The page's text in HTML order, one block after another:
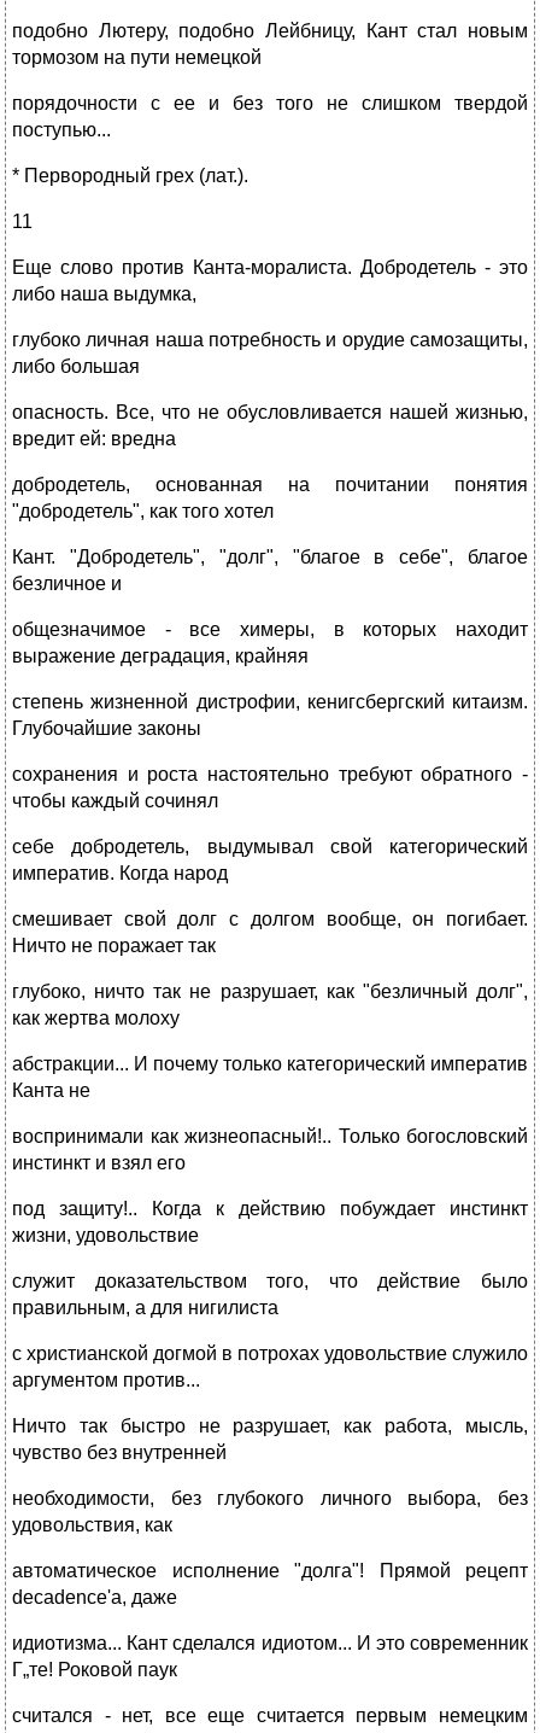
подобно Лютеру, подобно Лейбницу, Кант стал новым
тормозом на пути немецкой
порядочности с ее и без того не слишком твердой
поступью...
* Первородный грех (лат.).
11
Еще слово против Канта-моралиста. Добродетель - это
либо наша выдумка,
глубоко личная наша потребность и орудие самозащиты,
либо большая
опасность. Все, что не обусловливается нашей жизнью,
вредит ей: вредна
добродетель, основанная на почитании понятия
"добродетель", как того хотел
Кант. "Добродетель", "долг", "благое в себе", благое
безличное и
общезначимое - все химеры, в которых находит
выражение деградация, крайняя
степень жизненной дистрофии, кенигсбергский китаизм.
Глубочайшие законы
сохранения и роста настоятельно требуют обратного -
чтобы каждый сочинял
себе добродетель, выдумывал свой категорический
императив. Когда народ
смешивает свой долг с долгом вообще, он погибает.
Ничто не поражает так
глубоко, ничто так не разрушает, как "безличный долг",
как жертва молоху
абстракции... И почему только категорический императив
Канта не
воспринимали как жизнеопасный!.. Только богословский
инстинкт и взял его
под защиту!.. Когда к действию побуждает инстинкт
жизни, удовольствие
служит доказательством того, что действие было
правильным, а для нигилиста
с христианской догмой в потрохах удовольствие служило
аргументом против...
Ничто так быстро не разрушает, как работа, мысль,
чувство без внутренней
необходимости, без глубокого личного выбора, без
удовольствия, как
автоматическое исполнение "долга"! Прямой рецепт
decadence'а, даже
идиотизма... Кант сделался идиотом... И это современник
Г„те! Роковой паук
считался - нет, все еще считается первым немецким